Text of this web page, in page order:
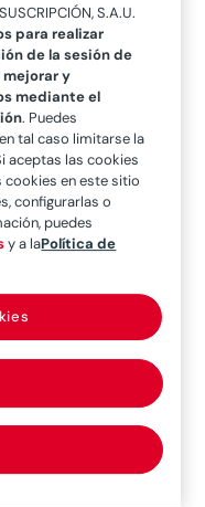
se una a la
climático,
limitaciones
de
mundialesy
del comercio de
extranjera.
a
cuentan con la
como
S.A.U.
para realizar
de la sesión de
y
mediante el
. Puedes
tal caso limitarse la
aceptas las cookies
cookies en este sitio
configurarlas o
puedes
y a laPolítica de